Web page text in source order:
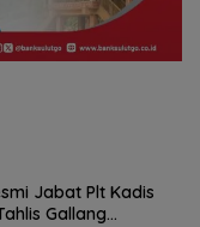
Jabat Plt Kadis
Gallang